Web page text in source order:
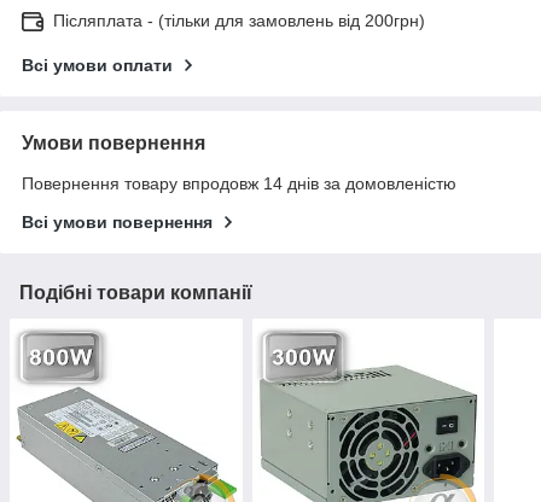
Післяплата - (тільки для замовлень від 200грн)
Всі умови оплати
Умови повернення
Повернення товару впродовж 14 днів за домовленістю
Всі умови повернення
Подібні товари компанії